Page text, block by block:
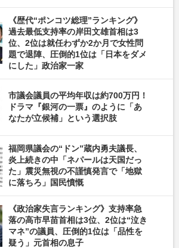
《歴代“ポンコツ総理”ランキング》
過去最低支持率の岸田文雄首相は3
位、2位は就任わずか2か月で女性問
題で退陣、圧倒的1位は「日本をダメ
にした」政治家一家
市議会議員の平均年収は約700万円！
ドラマ『銀河の一票』のように「あ
なたが立候補」という選択肢
福岡県議会の“ドン”蔵内勇夫議長、
炎上続きの中「ネパールは天国だっ
た」震災無視の不謹慎発言で「地獄
に落ちろ」国民憤慨
《政治家失言ランキング》支持率急
落の高市早苗首相は3位、2位は“泣き
マネ”の議員、圧倒的1位は「品性を
疑う」元首相の息子